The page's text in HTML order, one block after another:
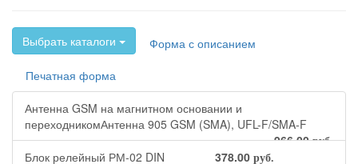
Выбрать каталоги
Форма с описанием
Печатная форма
Антенна GSM на магнитном основании и
переходникомАнтенна 905 GSM (SMA), UFL-F/SMA-F
966.00руб.
Блок релейный РМ-02 DIN 378.00 руб.